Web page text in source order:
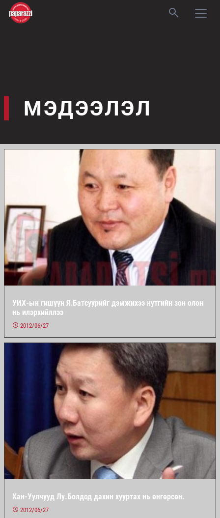
МЭДЭЭЛЭЛ
УИХ-ын гишүүн Я.Батсуурийг дэмжихээ нутгийн зон олон
нь илэрхийллээ
2012/06/27
Хан-Уулчууд Лу.Болдод дахин хууртах нь өнгөрсөн.
2012/06/27